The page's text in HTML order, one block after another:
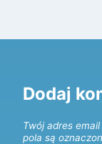
Dodaj
Twój adres
pola są